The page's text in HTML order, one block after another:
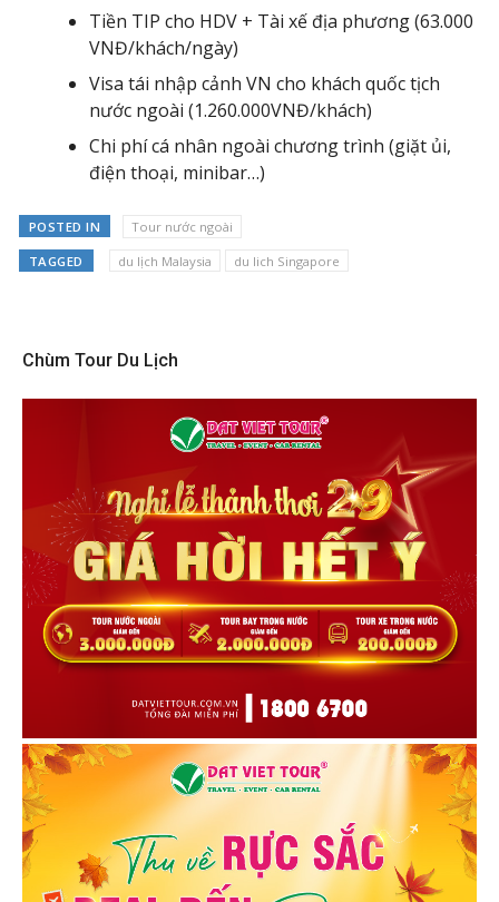
Tiền TIP cho HDV + Tài xế địa phương (63.000
VNĐ/khách/ngày)
Visa tái nhập cảnh VN cho khách quốc tịch
nước ngoài (1.260.000VNĐ/khách)
Chi phí cá nhân ngoài chương trình (giặt ủi,
điện thoại, minibar…)
POSTED IN Tour nước ngoài
TAGGED du lịch Malaysia du lich Singapore
Chùm Tour Du Lịch